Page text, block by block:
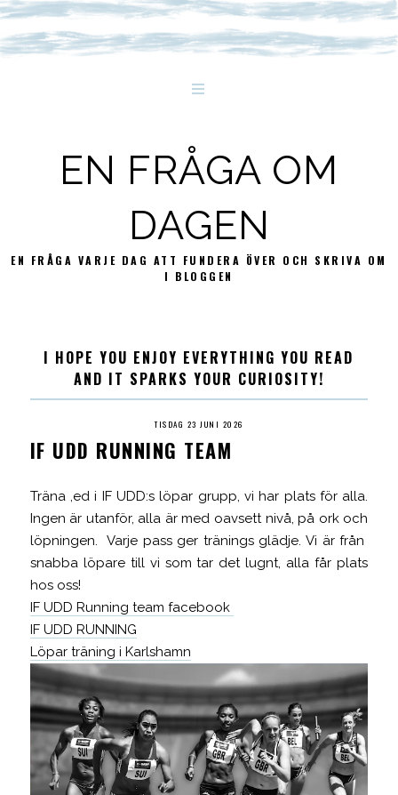
EN FRÅGA OM
DAGEN
EN FRÅGA VARJE DAG ATT FUNDERA ÖVER OCH SKRIVA OM
I BLOGGEN
I HOPE YOU ENJOY EVERYTHING YOU READ
AND IT SPARKS YOUR CURIOSITY!
TISDAG 23 JUNI 2026
IF UDD RUNNING TEAM
Träna ,ed i IF UDD:s löpar grupp, vi har plats för alla.
Ingen är utanför, alla är med oavsett nivå, på ork och
löpningen. Varje pass ger tränings glädje. Vi är från
snabba löpare till vi som tar det lugnt, alla får plats
hos oss!
IF UDD Running team facebook
IF UDD RUNNING
Löpar träning i Karlshamn